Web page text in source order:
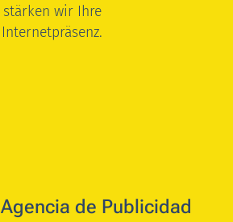
stärken wir Ihre
Internetpräsenz.
Agencia de Publicidad